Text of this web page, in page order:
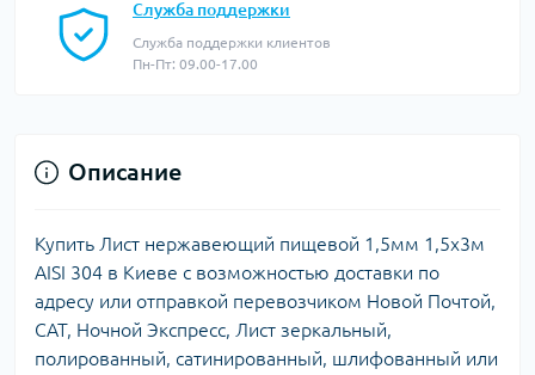
Служба поддержки
Служба поддержки клиентов
Пн-Пт: 09.00-17.00
Описание
Купить Лист нержавеющий пищевой 1,5мм 1,5х3м
AISI 304 в Киеве с возможностью доставки по
адресу или отправкой перевозчиком Новой Почтой,
САТ, Ночной Экспресс, Лист зеркальный,
полированный, сатинированный, шлифованный или